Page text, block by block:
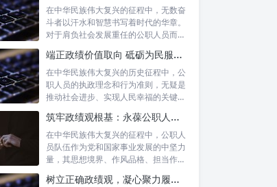
在中华民族伟大复兴的征程中，无数奋
斗者以汗水和智慧书写着时代的华章。
对于肩负社会发展重任的公职人员而
端正政绩价值取向 砥砺为民服务初心：新时代公仆的责任与担当
在中华民族伟大复兴的历史征程中，公
职人员的执政理念和行为准则，无疑是
推动社会进步、实现人民幸福的关键所
筑牢政绩观根基：永葆公职人员本色的时代考量与实践路径
在中华民族伟大复兴的征程中，公职人
员队伍作为党和国家事业发展的中坚力
量，其思想境界、作风品格、担当作为
树立正确政绩观，凝心聚力履职尽责：新时代下的治理智慧与实践路径